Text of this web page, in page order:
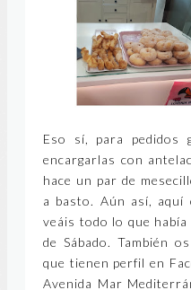
Eso sí, para pedidos
encargarlas con
hace un par de
a basto. Aún así, aquí
veáis todo lo que
de Sábado. También
que tienen perfil en
Avenida Mar